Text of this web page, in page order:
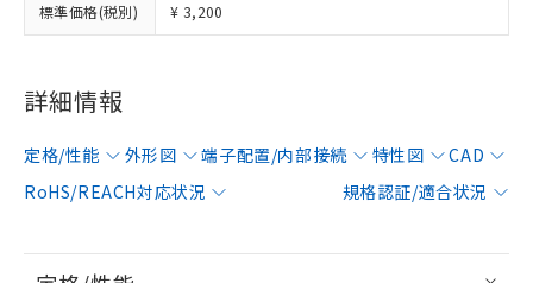
標準価格(税別) ¥ 3,200
詳細情報
定格/性能 外形図 端子配置/内部接続 特性図
CAD
RoHS/REACH対応状況
規格認証/適合状況